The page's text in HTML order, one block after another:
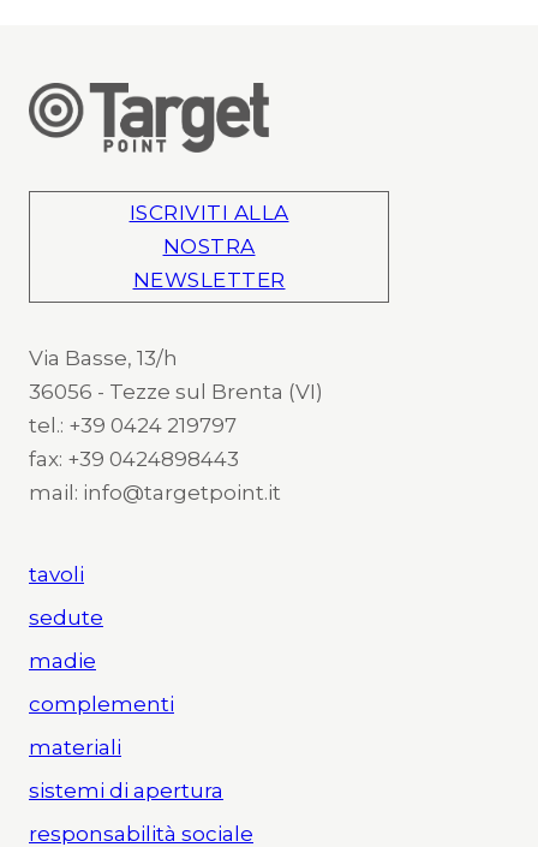
ISCRIVITI ALLA
NOSTRA
NEWSLETTER
Via Basse, 13/h
36056 - Tezze sul Brenta (VI)
tel.: +39 0424 219797
fax: +39 0424898443
mail: info@targetpoint.it
tavoli
sedute
madie
complementi
materiali
sistemi di apertura
responsabilità sociale